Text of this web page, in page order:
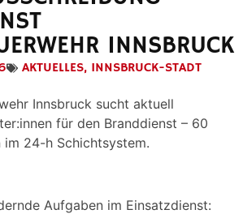
INNSBRUCK
AKTUELLES, INNSBRUCK-STADT
Innsbruck sucht aktuell
für den Branddienst – 60
im 24-h Schichtsystem.
Aufgaben im Einsatzdienst: